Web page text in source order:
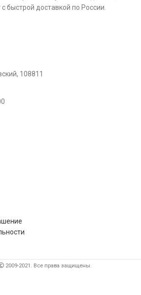
быстрой доставкой по России.
108811
2009-2021. Все права защищены.